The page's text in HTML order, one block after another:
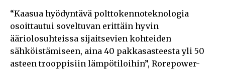
“Kaasua hyödyntävä polttokennoteknologia
osoittautui soveltuvan erittäin hyvin
ääriolosuhteissa sijaitsevien kohteiden
sähköistämiseen, aina 40 pakkasasteesta yli 50
asteen trooppisiin lämpötiloihin”, Rorepower-